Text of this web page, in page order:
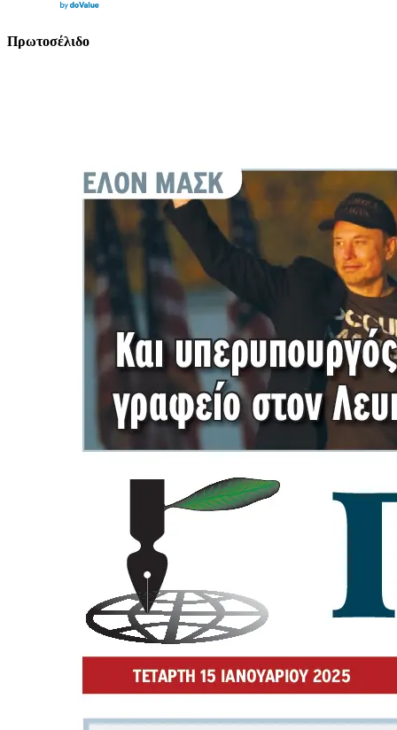
Πρωτοσέλιδο